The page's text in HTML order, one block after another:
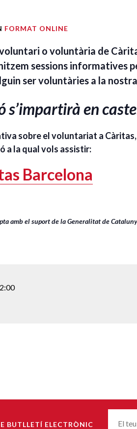
FORMAT ONLINE
o voluntària de
sessions informatives
ser voluntàries a la
s’impartirà en
sobre el voluntariat a
a la qual vols assistir:
Barcelona
amb el suport de la Generalitat de
BUTLLETÍ ELECTRÒNIC
Correu-